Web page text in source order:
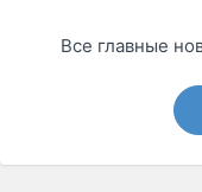
Все главные